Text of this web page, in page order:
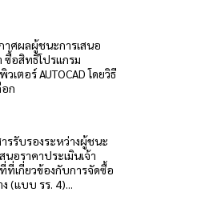
าศผลผู้ชนะการเสนอ
ซื้อสิทธิโปรแกรม
เตอร์ AUTOCAD โดยวิธี
อก
ารรับรองระหว่างผู้ชนะ
นอราคาประเมินเจ้า
ที่เกี่ยวข้องกับการจัดซื้อ
(แบบ รร. 4)...